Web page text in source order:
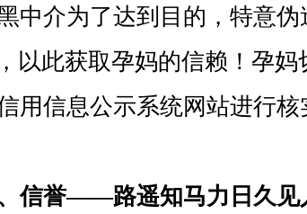
介为了达到目的，特意伪
以此获取孕妈的信赖！孕
用信息公示系统网站进行
信誉——路遥知马力日久见